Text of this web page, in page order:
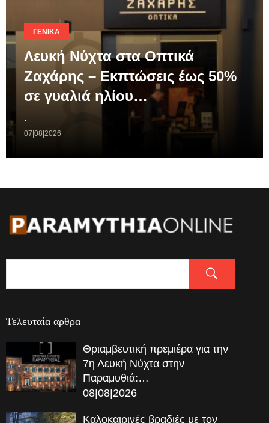
ΓΕΝΙΚΆ
Λευκή Νύχτα στα Οπτικά
Ζαχάρης – Εκπτώσεις έως 50%
σε γυαλιά ηλίου…
.
07|08|2026
Τελευταία αρθρα
Θριαμβευτική πρεμιέρα για την
7η Λευκή Νύχτα στην
Παραμυθιά:…
08|08|2026
Καλοκαιρινές βραδιές με τον